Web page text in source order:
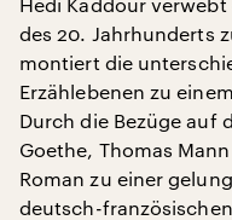
des 20. Jahrhunderts
montiert die
Erzählebenen zu
Durch die Bezüge auf
Goethe, Thomas
Roman zu einer
deutsch-